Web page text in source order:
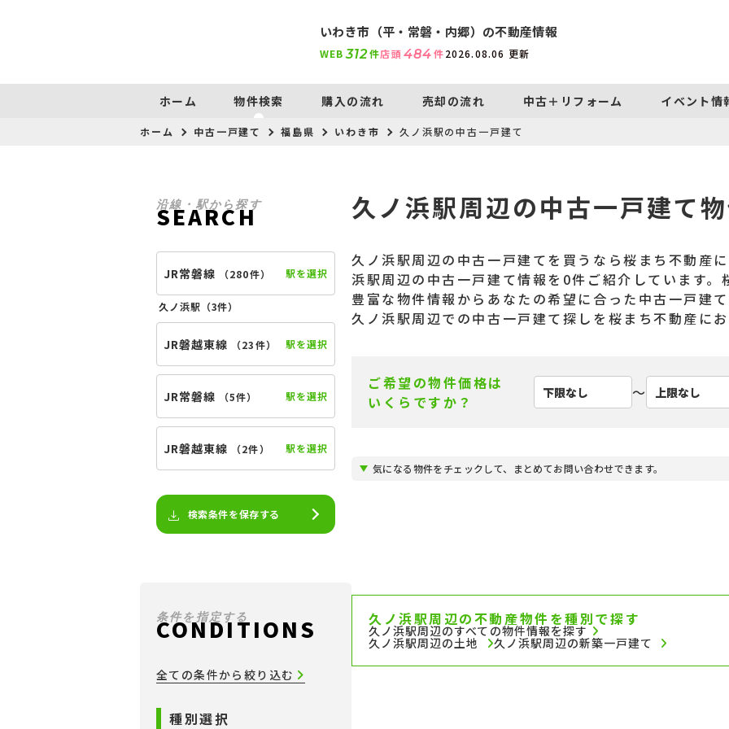
いわき市（平・常磐・内郷）の不動産情報
WEB 312件店頭484 件2026.08.06 更新
ホーム 物件検索 購入の流れ 売却の流れ 中古＋リフォーム イベント情
ホーム 中古一戸建て 福島県 いわき市 久ノ浜駅の中古一戸建て
久ノ浜駅周辺の中古一戸建て
久ノ浜駅周辺の中古一戸建てを買うなら桜まち不動産
浜駅周辺の中古一戸建て情報を0件ご紹介しています
豊富な物件情報からあなたの希望に合った中古一戸建
久ノ浜駅周辺での中古一戸建て探しを桜まち不動産に
ご希望の物件価格は
いくらですか？
〜
気になる物件をチェックして、まとめてお問い合わせできます。
久ノ浜駅周辺の不動産物件を種別で探す
久ノ浜駅周辺のすべての物件情報を探す
久ノ浜駅周辺の土地 久ノ浜駅周辺の新築一戸建て
沿線・駅から探す
SEARCH
JR常磐線 （280件） 駅を選択
久ノ浜駅（3件）
JR磐越東線 （23件） 駅を選択
JR常磐線 （5件） 駅を選択
JR磐越東線 （2件） 駅を選択
検索条件を保存する
条件を指定する
CONDITIONS
全ての条件から絞り込む
種別選択